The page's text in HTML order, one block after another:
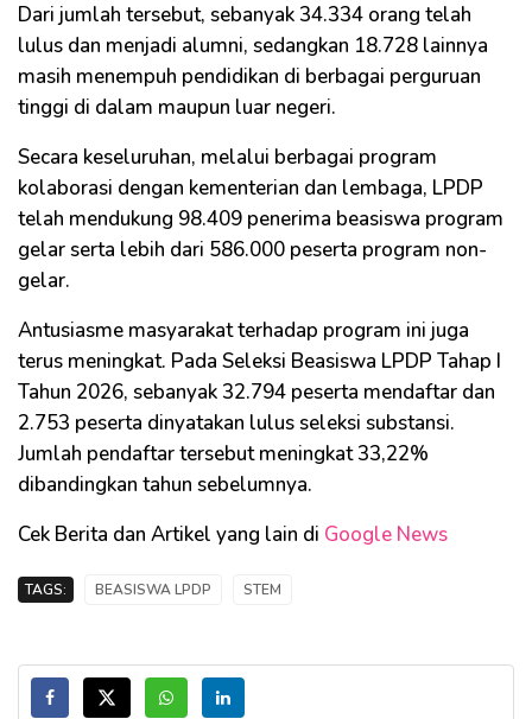
Dari jumlah tersebut, sebanyak 34.334 orang telah
lulus dan menjadi alumni, sedangkan 18.728 lainnya
masih menempuh pendidikan di berbagai perguruan
tinggi di dalam maupun luar negeri.
Secara keseluruhan, melalui berbagai program
kolaborasi dengan kementerian dan lembaga, LPDP
telah mendukung 98.409 penerima beasiswa program
gelar serta lebih dari 586.000 peserta program non-
gelar.
Antusiasme masyarakat terhadap program ini juga
terus meningkat. Pada Seleksi Beasiswa LPDP Tahap I
Tahun 2026, sebanyak 32.794 peserta mendaftar dan
2.753 peserta dinyatakan lulus seleksi substansi.
Jumlah pendaftar tersebut meningkat 33,22%
dibandingkan tahun sebelumnya.
Cek Berita dan Artikel yang lain di Google News
TAGS: BEASISWA LPDP STEM